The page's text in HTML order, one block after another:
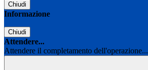
Chiudi
Informazione
Chiudi
Attendere...
Attendere il completamento dell'operazione...